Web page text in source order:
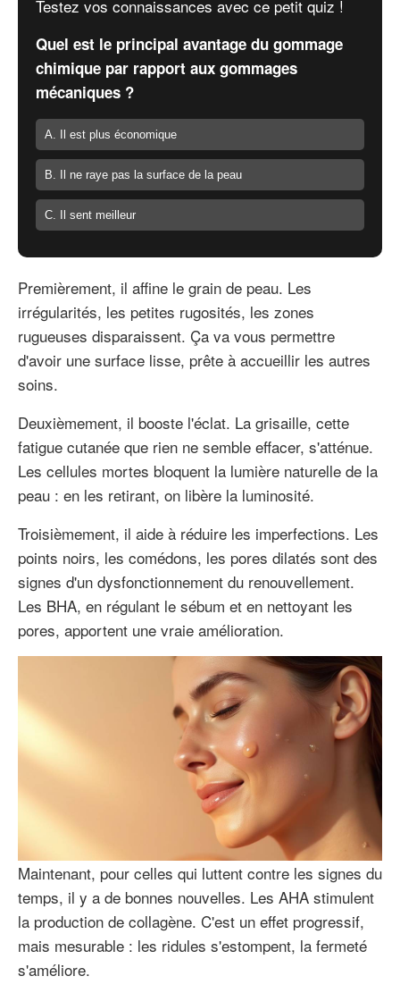
Testez vos connaissances avec ce petit quiz !
Quel est le principal avantage du gommage
chimique par rapport aux gommages
mécaniques ?
A. Il est plus économique
B. Il ne raye pas la surface de la peau
C. Il sent meilleur
Premièrement, il affine le grain de peau. Les
irrégularités, les petites rugosités, les zones
rugueuses disparaissent. Ça va vous permettre
d'avoir une surface lisse, prête à accueillir les autres
soins.
Deuxièmement, il booste l'éclat. La grisaille, cette
fatigue cutanée que rien ne semble effacer, s'atténue.
Les cellules mortes bloquent la lumière naturelle de la
peau : en les retirant, on libère la luminosité.
Troisièmement, il aide à réduire les imperfections. Les
points noirs, les comédons, les pores dilatés sont des
signes d'un dysfonctionnement du renouvellement.
Les BHA, en régulant le sébum et en nettoyant les
pores, apportent une vraie amélioration.
Maintenant, pour celles qui luttent contre les signes du
temps, il y a de bonnes nouvelles. Les AHA stimulent
la production de collagène. C'est un effet progressif,
mais mesurable : les ridules s'estompent, la fermeté
s'améliore.